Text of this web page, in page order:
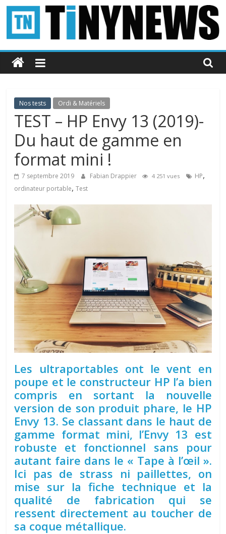
Passer
contenu
Tinynews
Le
belge
connecté
Nos tests Ordi & Matériels
TEST – HP Envy 13 (2019)-
Du haut de gamme en
format mini !
7 septembre 2019 Fabian Drappier 4 251 vues HP,
ordinateur portable,Test
Les ultraportables ont le vent en
poupe et le constructeur HP l’a bien
compris en sortant la nouvelle
version de son produit phare, le HP
Envy 13. Se classant dans le haut de
gamme format mini, l’Envy 13 est
robuste et fonctionnel sans pour
autant faire dans le « Tape à l’œil ».
Ici pas de strass ni paillettes, on
mise sur la fiche technique et la
qualité de fabrication qui se
ressent directement au toucher de
sa coque métallique.